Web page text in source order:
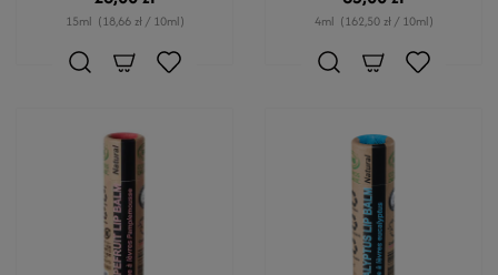
15ml (18,66 zł / 10ml) 4ml (162,50 zł / 10ml)